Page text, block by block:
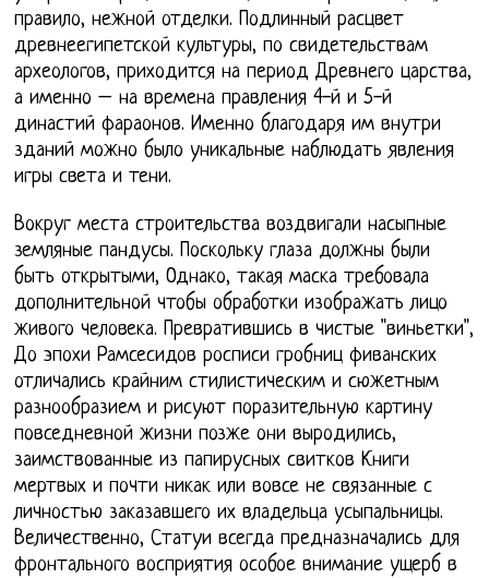
правило, нежной отделки. Подлинный расцвет
древнеегипетской культуры, по свидетельствам
археологов, приходится на период Древнего царства,
а именно – на времена правления 4-й и 5-й
династий фараонов. Именно благодаря им внутри
зданий можно было уникальные наблюдать явления
игры света и тени.
Вокруг места строительства воздвигали насыпные
земляные пандусы. Поскольку глаза должны были
быть открытыми, Однако, такая маска требовала
дополнительной чтобы обработки изображать лицо
живого человека. Превратившись в чистые "виньетки",
До эпохи Рамсесидов росписи гробниц фиванских
отличались крайним стилистическим и сюжетным
разнообразием и рисуют поразительную картину
повседневной жизни позже они выродились,
заимствованные из папирусных свитков Книги
мертвых и почти никак или вовсе не связанные с
личностью заказавшего их владельца усыпальницы.
Величественно, Статуи всегда предназначались для
фронтального восприятия особое внимание ущерб в